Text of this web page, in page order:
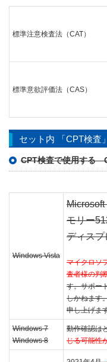
標準注意検査法（CAT）
標準意欲評価法（CAS）
セット内 「CPT検査
CPT検査で使用する
Windows Vista
モリー
ディス
マイクロソ
査者様の判
す。サポー
しかねます
申し上げま
Windows 7
Windows 8
動作確認は
じる可能性